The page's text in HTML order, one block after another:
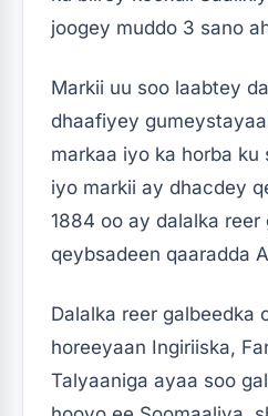
joogey muddo 3 sano
Markii uu soo laabtey
dhaafiyey
markaa iyo ka horba ku
iyo markii ay dhacdey
1884 oo ay dalalka reer
qeybsadeen qaaradda
Dalalka reer galbeedka
horeeyaan Ingiriiska,
Talyaaniga ayaa soo